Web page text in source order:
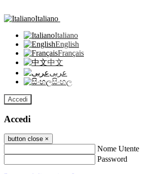
Italiano
Italiano
English
Français
中文
عربى
සිංහල
Accedi
Accedi
button close ×
Nome Utente
Password